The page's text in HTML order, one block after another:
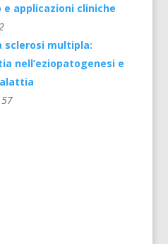
applicazioni cliniche
multipla:
nell’eziopatogenesi e